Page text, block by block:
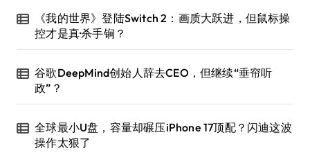
《我的世界》登陆Switch 2：画质大跃进，但鼠标操
控才是真·杀手锏？
谷歌DeepMind创始人辞去CEO，但继续“垂帘听
政”？
全球最小U盘，容量却碾压iPhone 17顶配？闪迪这波
操作太狠了